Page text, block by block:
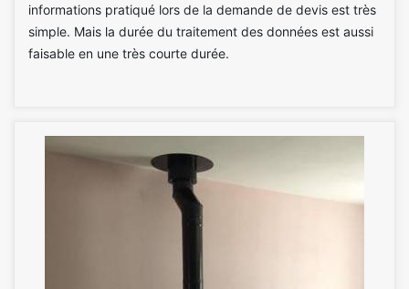
informations pratiqué lors de la demande de devis est très
simple. Mais la durée du traitement des données est aussi
faisable en une très courte durée.